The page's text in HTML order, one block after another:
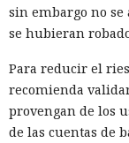
muchos meses
de ser detenido y
uno de los
la plataforma en
sin embargo no
se hubieran
Para reducir el
recomienda
provengan de los
de las cuentas de